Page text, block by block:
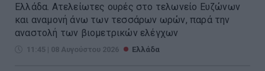
Ελλάδα. Ατελείωτες ουρές στο τελωνείο Ευζώνων
και αναμονή άνω των τεσσάρων ωρών, παρά την
αναστολή των βιομετρικών ελέγχων
11:45 | 08 Αυγούστου 2026 Ελλάδα